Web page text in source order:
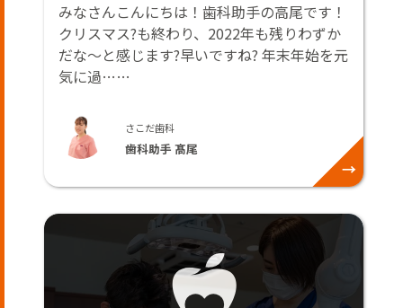
みなさんこんにちは！歯科助手の高尾です！
クリスマス?も終わり、2022年も残りわずか
だな〜と感じます?早いですね? 年末年始を元
気に過……
さこだ歯科
歯科助手 髙尾